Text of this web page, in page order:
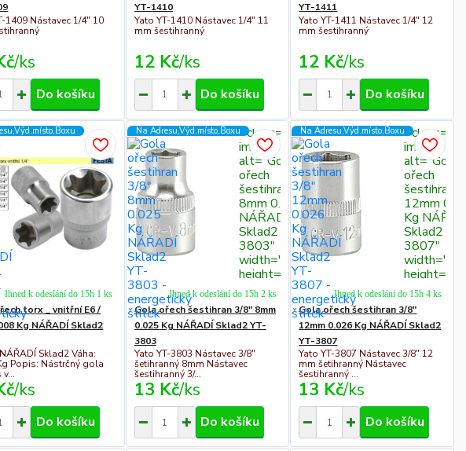
1409 Nástavec 1/4" 10
/ks
Do košíku
YT-1410
Yato YT-1410 Nástavec 1/4" 11
mm šestihranný
12 Kč/ks
Do košíku
YT-1411
Yato YT-1411 Nástavec 1/4" 12
mm šestihranný
12 Kč/ks
Do košíku
torx _ vnitřní E6 /
Kg NÁŘADÍ Sklad2
Sklad2 Váha:
Popis: Nástrčný gola
v...
/ks
Ihned k odeslání do 15h 1 ks
Do košíku
Na Adresu,Výd.místo,Boxu" class="c311
img-fluid"
alt="Gola
ořech
šestihran 3/8"
8mm 0.025 Kg
NÁŘADÍ
Sklad2 YT-
3803"
width="300"
height="300">
Gola ořech šestihran 3/8" 8mm
0.025 Kg NÁŘADÍ Sklad2 YT-
3803
Yato YT-3803 Nástavec 3/8"
šetihranný 8mm Nástavec
šestihranný 3/...
13 Kč/ks
Ihned k odeslání do 15h 2 ks
Do košíku
Na Adresu,Výd.místo,Boxu"
img-fluid"
alt="Gola
ořech
šestihran
12mm
Kg
Sklad2 YT-
3807"
Gola ořech šestihran 3/8"
12mm 0.026 Kg NÁŘADÍ Sklad2
YT-3807
Yato YT-3807 Nástavec 3/8" 12
mm šetihranný Nástavec
šestihranný ...
13 Kč/ks
Ihned k odeslání do 15h 4 ks
Do košíku